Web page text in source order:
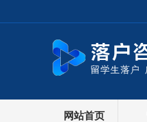
网站首页